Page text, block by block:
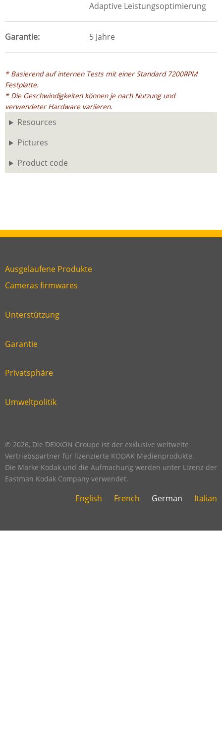
Adaptive Leistungsoptimierung
Garantie 5 Jahre
* Basierend auf internen Tests mit einer Standard 7200RPM
Festplatte.
* Die Geschwindigkeiten können je nach Nutzung und
verwendeter Hardware variieren.
Resources
Pictures
Product code
Link
footer
Ausgelaufene Produkte
Link
six
Cameras firmwares
Link
second
Unterstützung
Link
third
Garantie
Link
fourth
Privatsphäre
Link
footer
Umweltpolitik
© 2026, Die DEXXON Groupe ist der exklusive weltweite
Vertriebspartner für lizenzierte KODAK Medienprodukte.
Die Marke Kodak und die Aufmachung werden unter Lizenz der
Eastman Kodak Company verwendet.
English French German Italian